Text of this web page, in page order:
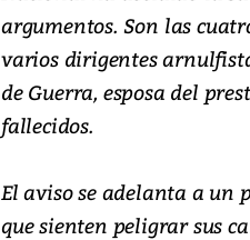
argumentos. Son las
varios dirigentes
de Guerra, esposa del
fallecidos.
El aviso se adelanta a un
que sienten peligrar sus